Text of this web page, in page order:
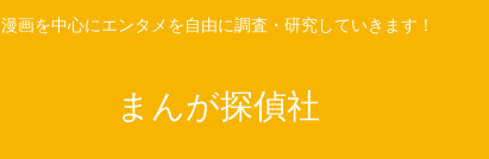
漫画を中心にエンタメを自由に調査・研究していきます！
まんが探偵社